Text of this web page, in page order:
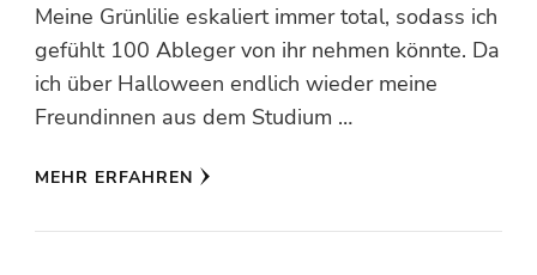
Meine Grünlilie eskaliert immer total, sodass ich
gefühlt 100 Ableger von ihr nehmen könnte. Da
ich über Halloween endlich wieder meine
Freundinnen aus dem Studium …
MEHR ERFAHREN